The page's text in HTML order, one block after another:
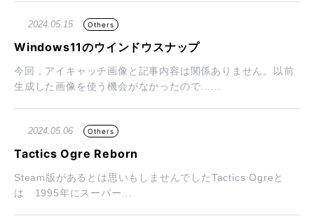
2024.05.15 Others
Windows11のウインドウスナップ
今回，アイキャッチ画像と記事内容は関係ありません。以前
生成した画像を使う機会がなかったので…...
2024.05.06 Others
Tactics Ogre Reborn
Steam版があるとは思いもしませんでしたTactics Ogreと
は 1995年にスーパー...